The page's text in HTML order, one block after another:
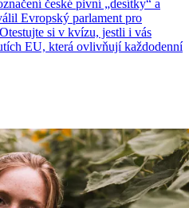
české pivní „desítky“ a
Evropský parlament pro
si v kvízu, jestli i vás
EU, která ovlivňují každodenní